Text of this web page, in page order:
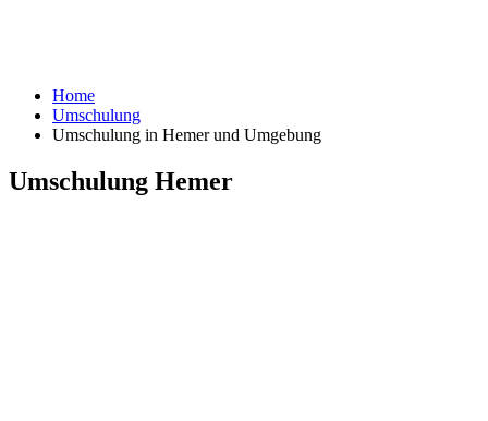
Home
Umschulung
Umschulung in Hemer und Umgebung
Umschulung Hemer